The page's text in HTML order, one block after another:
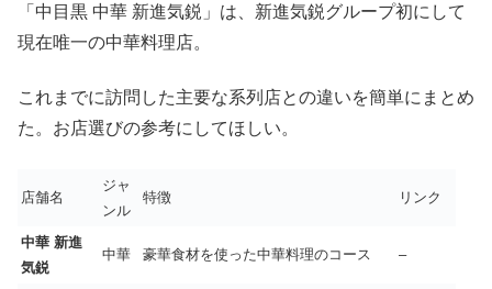
「中目黒 中華 新進気鋭」は、新進気鋭グループ初にして
現在唯一の中華料理店。
これまでに訪問した主要な系列店との違いを簡単にまとめ
た。お店選びの参考にしてほしい。
店舗名
ジャ
ンル
特徴 リンク
中華 新進
気鋭
中華 豪華食材を使った中華料理のコース –